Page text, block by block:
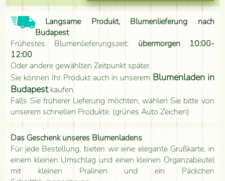
Langsame Produkt, Blumenlieferung nach
Budapest
Frühestes Blumenlieferungszeit: übermorgen 10:00-
12:00
Oder andere gewählten Zeitpunkt später.
Sie können Ihr Produkt auch in unserem Blumenladen in
Budapestkaufen.
Falls Sie früherer Lieferung möchten, wählen Sie bitte von
unserem schnellen Produkte. (grünes Auto Zeichen)
Das Geschenk unseres Blumenladens
Für jede Bestellung, bieten wir eine elegante Grußkarte, in
einem kleinen Umschlag und einen kleinen Organzabeutel
mit kleinen Pralinen und ein Päckchen